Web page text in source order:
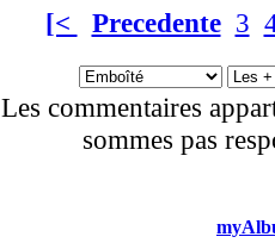
[< Precedente 3
Les commentaires
sommes pas